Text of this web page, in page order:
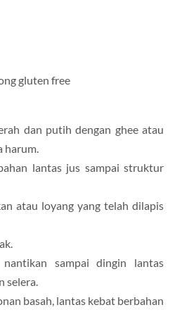
gluten free
dan putih dengan ghee atau
harum.
lantas jus sampai struktur
atau loyang yang telah dilapis
nantikan sampai dingin lantas
selera.
basah, lantas kebat berbahan